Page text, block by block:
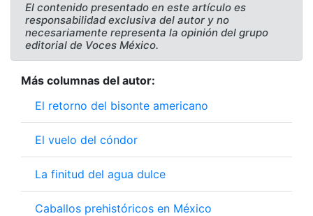
El contenido presentado en este artículo es
responsabilidad exclusiva del autor y no
necesariamente representa la opinión del grupo
editorial de Voces México.
Más columnas del autor:
El retorno del bisonte americano
El vuelo del cóndor
La finitud del agua dulce
Caballos prehistóricos en México